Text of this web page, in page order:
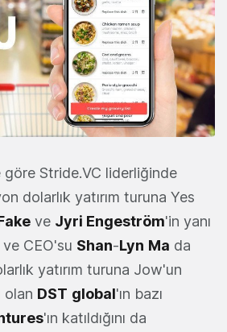
göre Stride.VC liderliğinde
dolarlık yatırım turuna Yes
ve Jyri Engeström'in yanı
CEO'su Shan-Lyn Ma da
yatırım turuna Jow'un
olan DST global'ın bazı
'ın katıldığını da